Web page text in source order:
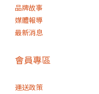
品牌故事
媒體報導
最新消息
會員專區
運送政策